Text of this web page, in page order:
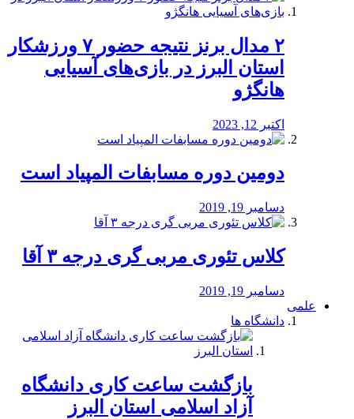
۲ مدال برنز نتیجه حضور ۷ ورزشکار
استان البرز در بازی‌های آسیایی
هانگژو
اکتبر 12, 2023
دومین دوره مسابفات المپیاد است
دسامبر 19, 2019
کلاس تئوری مربی گری درجه ۳ آقا
دسامبر 19, 2019
علمی
دانشگاه ها
بازگشت ساعت کاری دانشگاه
آزاد اسلامی استان البرز